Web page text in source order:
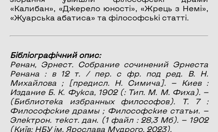
«Калибан», «Джерело юності», «Жрець з Немі»,
«Жуарська абатиса» та філософські статті.
Бібліографічний опис:
Ренан, Эрнест.
Собрание сочинений Эрнеста
Ренана : в 12 т. / пер. с фр. под ред. В. Н.
Михайлова ; [предисл. Н. Симича]. — Киев :
Издание Б. К. Фукса, 1902 (: Тип. М. М. Фиха). —
(Библиотека избранных философов). Т. 7 :
Философские драмы ; Философские статьи. —
Электрон. текст. дан. (1 файл : 28,3 Мб). — 1902
(Київ: НБУ ім. Ярослава Мудрого, 2023).